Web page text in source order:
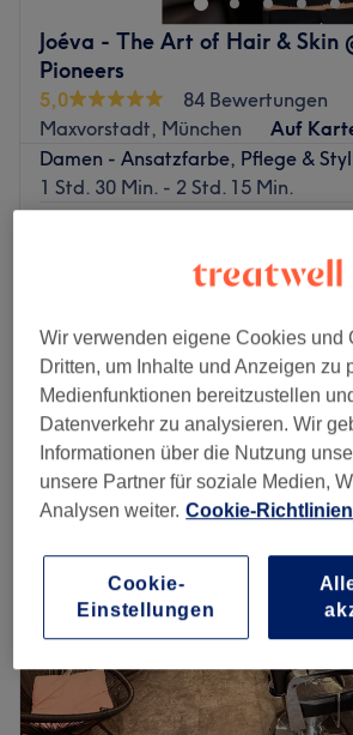
Joéva - The Art of Hair & Skin
Pioneers
5,0
84 Bewertungen
Maxvorstadt, München
Auf
Damen - Ansatzfarbe, Pflege &
1 Std. 30 Min. - 2 Std. 15 Min.
1 Std. 45 Min. - 2 Std. 15 Min.
Pflege & Styling
3 Std.
Schnellansicht Saloninfos
Montag
Dienstag
Mittwoch
Freitag
Samstag
Schönheit, die deine Persönlichkeit
Evi, Friseurmeisterin mit Leidenschaft
Wir verwenden eigene Cookies und
Dritten, um Inhalte und Anzeigen zu
Medienfunktionen bereitzustellen
Datenverkehr zu analysieren. Wir
Informationen über die Nutzung
unsere Partner für soziale Medien,
Analysen weiter. Cookie-Richtlinien
Cookie-
Einstellungen